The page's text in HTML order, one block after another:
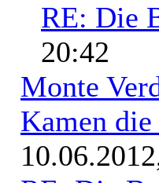
RE: Die
20:42
Monte
Kamen